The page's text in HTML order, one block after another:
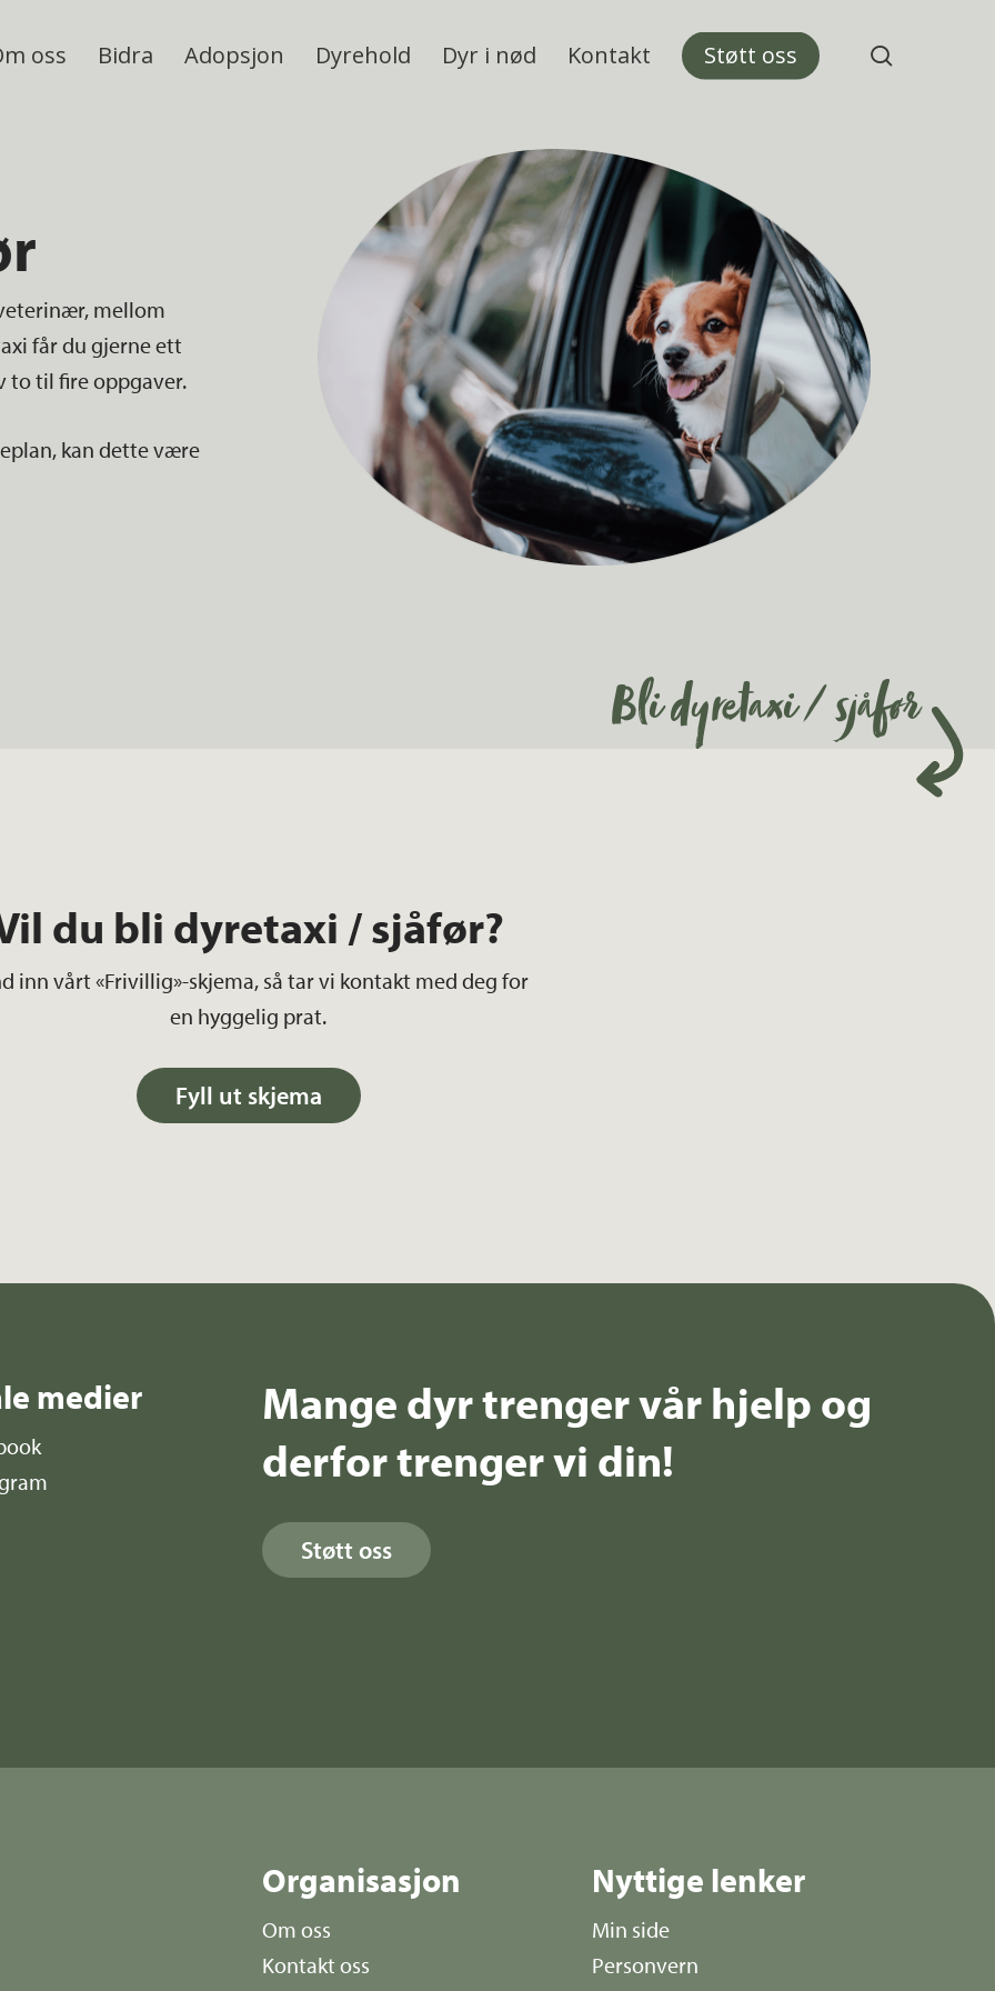
oss Bidra Adopsjon Dyrehold Dyr i nød Kontakt Støtt oss
mellom
får du gjerne ett
to til fire oppgaver.
kan dette være
Bli dyretaxi / sjåfør
du bli dyretaxi / sjåfør?
inn vårt «Frivillig»-skjema, så tar vi kontakt med deg for
en hyggelig prat.
Fyll ut skjema
medier
Mange dyr trenger vår hjelp og
derfor trenger vi din!
Støtt oss
Organisasjon
Om oss
Kontakt oss
Nyttige lenker
Min side
Personvern